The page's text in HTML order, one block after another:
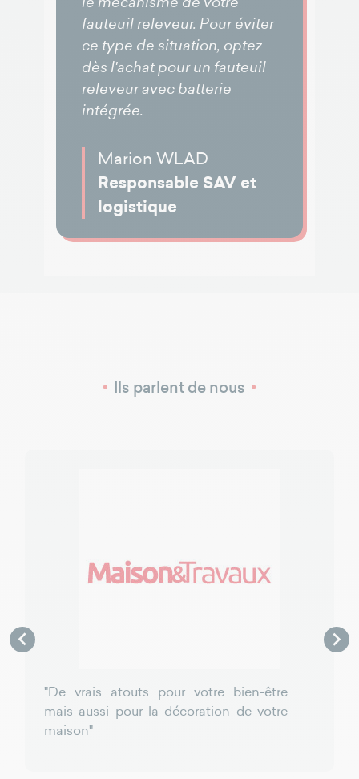
fauteuil releveur. Pour éviter
ce type de situation, optez
dès l'achat pour un fauteuil
releveur avec batterie
intégrée.
Marion WLAD
Responsable SAV et
logistique
Ils parlent de nous

"De vrais atouts pour votre bien-être
mais aussi pour la décoration de votre
maison"
